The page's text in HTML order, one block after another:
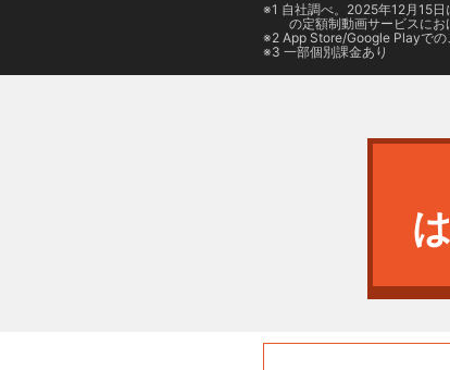
1 自社調べ。2025年12月15
の定額制動画サービスにお
2 App Store/Google Playでの
3 一部個別課金あり